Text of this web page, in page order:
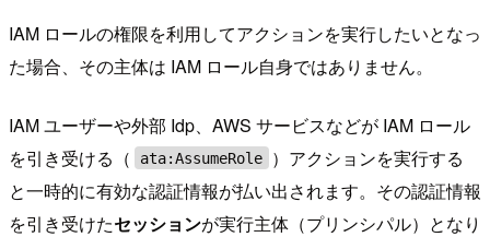
IAM ロールの権限を利用してアクションを実行したいとなっ
た場合、その主体は IAM ロール自身ではありません。
IAM ユーザーや外部 Idp、AWS サービスなどが IAM ロール
を引き受ける（
ata:AssumeRole
）アクションを実行する
と一時的に有効な認証情報が払い出されます。その認証情報
を引き受けたセッションが実行主体（プリンシパル）となり